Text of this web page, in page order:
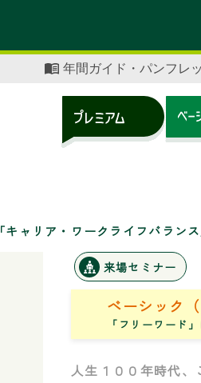
年間ガイド・パンフレ
「キャリア・ワークライフバラン
来場セミナー
ベーシック
「フリーワード
人生１００年時代